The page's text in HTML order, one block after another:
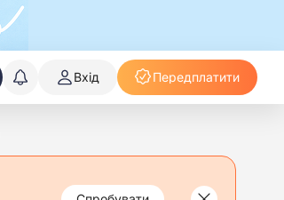
Вхід Передплатити